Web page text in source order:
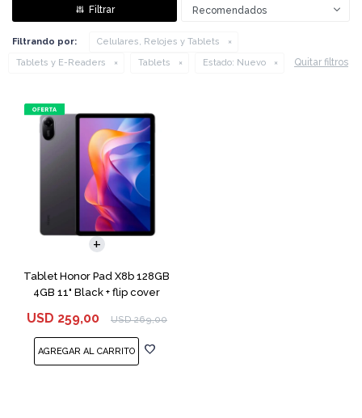
Recomendados
Filtrando por:
Celulares, Relojes y Tablets
Tablets y E-Readers
Tablets Estado: Nuevo Quitar filtros
Tablet Honor Pad X8b 128GB
4GB 11" Black + flip cover
USD 259,00 USD 269,00